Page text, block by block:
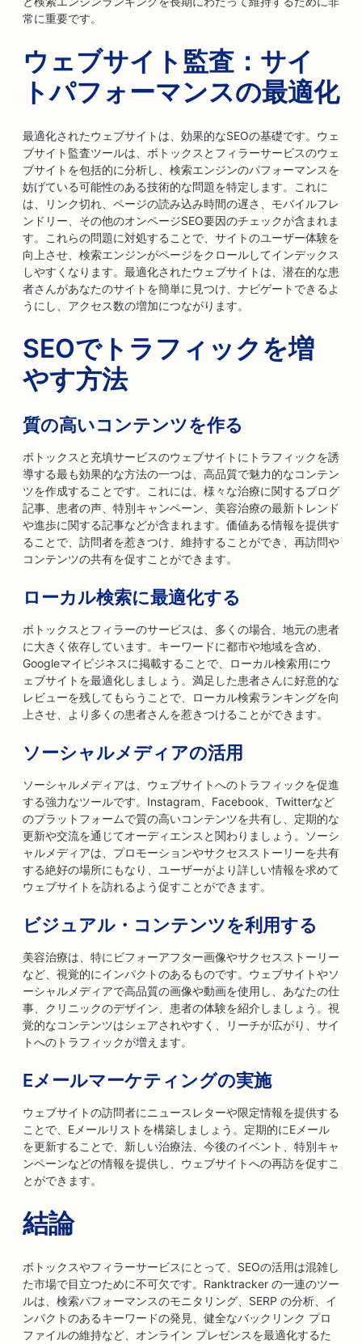
常に重要です。
ウェブサイト監査：サイ
トパフォーマンスの最適化
最適化されたウェブサイトは、効果的なSEOの基礎です。ウェ
ブサイト監査ツールは、ボトックスとフィラーサービスのウェ
ブサイトを包括的に分析し、検索エンジンのパフォーマンスを
妨げている可能性のある技術的な問題を特定します。これに
は、リンク切れ、ページの読み込み時間の遅さ、モバイルフレ
ンドリー、その他のオンページSEO要因のチェックが含まれま
す。これらの問題に対処することで、サイトのユーザー体験を
向上させ、検索エンジンがページをクロールしてインデックス
しやすくなります。最適化されたウェブサイトは、潜在的な患
者さんがあなたのサイトを簡単に見つけ、ナビゲートできるよ
うにし、アクセス数の増加につながります。
SEOでトラフィックを増
やす方法
質の高いコンテンツを作る
ボトックスと充填サービスのウェブサイトにトラフィックを誘
導する最も効果的な方法の一つは、高品質で魅力的なコンテン
ツを作成することです。これには、様々な治療に関するブログ
記事、患者の声、特別キャンペーン、美容治療の最新トレンド
や進歩に関する記事などが含まれます。価値ある情報を提供す
ることで、訪問者を惹きつけ、維持することができ、再訪問や
コンテンツの共有を促すことができます。
ローカル検索に最適化する
ボトックスとフィラーのサービスは、多くの場合、地元の患者
に大きく依存しています。キーワードに都市や地域を含め、
Googleマイビジネスに掲載することで、ローカル検索用にウ
ェブサイトを最適化しましょう。満足した患者さんに好意的な
レビューを残してもらうことで、ローカル検索ランキングを向
上させ、より多くの患者さんを惹きつけることができます。
ソーシャルメディアの活用
ソーシャルメディアは、ウェブサイトへのトラフィックを促進
する強力なツールです。Instagram、Facebook、Twitterなど
のプラットフォームで質の高いコンテンツを共有し、定期的な
更新や交流を通じてオーディエンスと関わりましょう。ソーシ
ャルメディアは、プロモーションやサクセスストーリーを共有
する絶好の場所にもなり、ユーザーがより詳しい情報を求めて
ウェブサイトを訪れるよう促すことができます。
ビジュアル・コンテンツを利用する
美容治療は、特にビフォーアフター画像やサクセスストーリー
など、視覚的にインパクトのあるものです。ウェブサイトやソ
ーシャルメディアで高品質の画像や動画を使用し、あなたの仕
事、クリニックのデザイン、患者の体験を紹介しましょう。視
覚的なコンテンツはシェアされやすく、リーチが広がり、サイ
トへのトラフィックが増えます。
Eメールマーケティングの実施
ウェブサイトの訪問者にニュースレターや限定情報を提供する
ことで、Eメールリストを構築しましょう。定期的にEメール
を更新することで、新しい治療法、今後のイベント、特別キャ
ンペーンなどの情報を提供し、ウェブサイトへの再訪を促すこ
とができます。
結論
ボトックスやフィラーサービスにとって、SEOの活用は混雑し
た市場で目立つために不可欠です。Ranktracker の一連のツー
ルは、検索パフォーマンスのモニタリング、SERP の分析、イ
ンパクトのあるキーワードの発見、健全なバックリンク プロ
ファイルの維持など、オンライン プレゼンスを最適化するた